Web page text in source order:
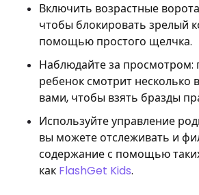
Включить возрастные
чтобы блокировать зрелый
помощью простого щелчка.
Наблюдайте за просмотром:
ребенок смотрит несколько
вами, чтобы взять бразды
Используйте управление
вы можете отслеживать и
содержание с помощью
как FlashGet Kids.